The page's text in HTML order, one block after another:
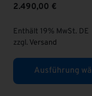
2.490,00 €
Enthält 19% MwSt. DE
zzgl. Versand
Ausführung